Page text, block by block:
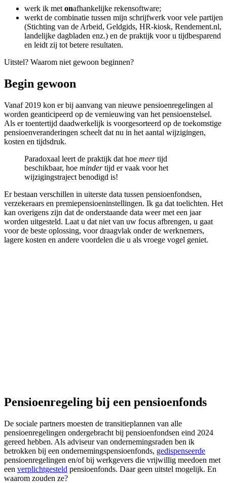
werk ik met onafhankelijke rekensoftware;
werkt de combinatie tussen mijn schrijfwerk voor vele partijen
(Stichting van de Arbeid, Geldgids, HR-kiosk, Rendement.nl,
landelijke dagbladen enz.) en de praktijk voor u tijdbesparend
en leidt zij tot betere resultaten.
Uitstel? Waarom niet gewoon beginnen?
Begin gewoon
Vanaf 2019 kon er bij aanvang van nieuwe pensioenregelingen al
worden geanticipeerd op de vernieuwing van het pensioenstelsel.
Als er toentertijd daadwerkelijk is voorgesorteerd op de toekomstige
pensioenveranderingen scheelt dat nu in het aantal wijzigingen,
kosten en tijdsdruk.
Paradoxaal leert de praktijk dat hoe meertijd
beschikbaar, hoe mindertijd er vaak voor het
wijzigingstraject benodigd is!
Er bestaan verschillen in uiterste data tussen pensioenfondsen,
verzekeraars en premiepensioeninstellingen. Ik ga dat toelichten. Het
kan overigens zijn dat de onderstaande data weer met een jaar
worden uitgesteld. Laat u dat niet van uw focus afbrengen, u gaat
voor de beste oplossing, voor draagvlak onder de werknemers,
lagere kosten en andere voordelen die u als vroege vogel geniet.
Pensioenregeling bij een pensioenfonds
De sociale partners moesten de transitieplannen van alle
pensioenregelingen ondergebracht bij pensioenfondsen eind 2024
gereed hebben. Als adviseur van ondernemingsraden ben ik
betrokken bij een ondernemingspensioenfonds, gedispenseerde
pensioenregelingen en/of bij werkgevers die vrijwillig meedoen met
een verplichtgesteld pensioenfonds. Daar geen uitstel mogelijk. En
waarom zouden ze?